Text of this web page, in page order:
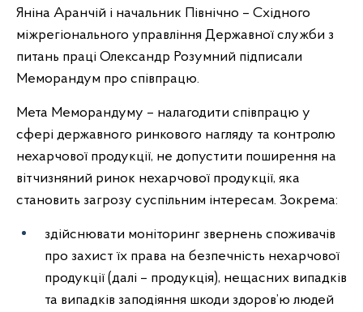
Яніна Аранчій і начальник Північно – Східного
міжрегіонального управління Державної служби з
питань праці Олександр Розумний підписали
Меморандум про співпрацю.
Мета Меморандуму – налагодити співпрацю у
сфері державного ринкового нагляду та контролю
нехарчової продукції, не допустити поширення на
вітчизняний ринок нехарчової продукції, яка
становить загрозу суспільним інтересам. Зокрема:
здійснювати моніторинг звернень споживачів
про захист їх права на безпечність нехарчової
продукції (далі – продукція), нещасних випадків
та випадків заподіяння шкоди здоров’ю людей